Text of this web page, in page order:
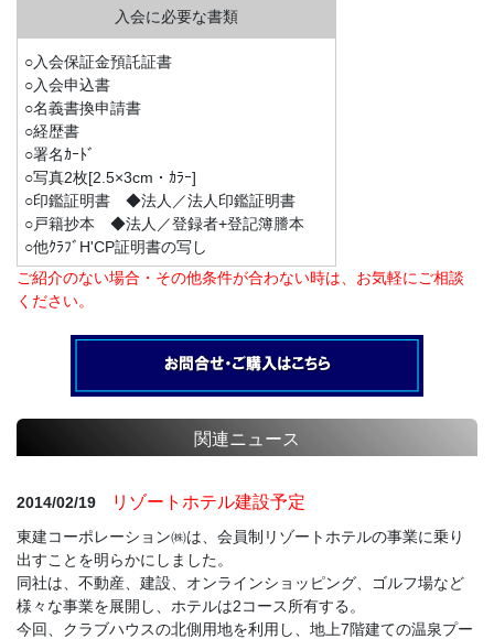
○入会保証金預託証書
○入会申込書
○名義書換申請書
○経歴書
○署名ｶｰﾄﾞ
○写真2枚[2.5×3cm・ｶﾗｰ]
○印鑑証明書 ◆法人／法人印鑑証明書
○戸籍抄本 ◆法人／登録者+登記簿謄本
○他ｸﾗﾌﾞH'CP証明書の写し
ご紹介のない場合・その他条件が合わない時は、お気軽にご相談
ください。
関連ニュース
2014/02/19 リゾートホテル建設予定
東建コーポレーション㈱は、会員制リゾートホテルの事業に乗り
出すことを明らかにしました。
同社は、不動産、建設、オンラインショッピング、ゴルフ場など
様々な事業を展開し、ホテルは2コース所有する。
今回、クラブハウスの北側用地を利用し、地上7階建ての温泉プー